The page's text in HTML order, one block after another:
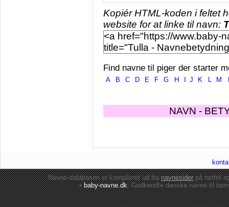
Kopiér HTML-koden i feltet
website for at linke til navn:
Find navne til piger der starter
A B C D E F G H J K L M
NAVN -
Navne-databasen er kompileret ud franavnesiderpå nettet
•baby-navne.dk: Godkendte danskenavne til børn